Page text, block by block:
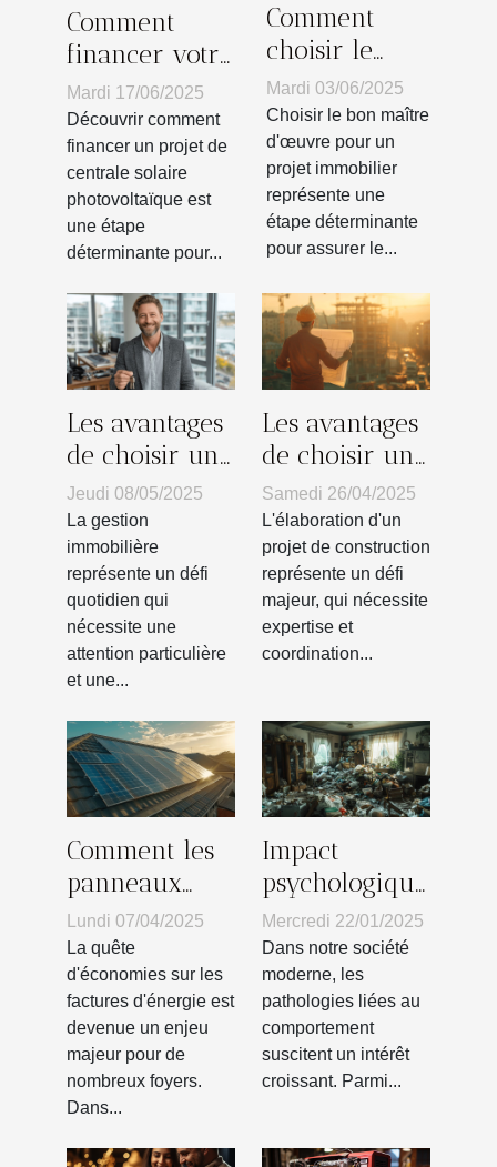
Comment
financer votre
projet de
centrale
solaire
photovoltaïque
Mardi 17/06/2025
Découvrir comment
financer un projet de
centrale solaire
photovoltaïque est
une étape
déterminante pour...
Comment
choisir le
meilleur
maître
d'œuvre pour
votre projet
immobilier
Mardi 03/06/2025
Choisir le bon maître
d'œuvre pour un
projet immobilier
représente une
étape déterminante
pour assurer le...
Les avantages
de choisir un
syndic de
copropriété
local pour
votre gestion
immobilière
Jeudi 08/05/2025
La gestion
immobilière
représente un défi
quotidien qui
nécessite une
attention particulière
et une...
Les avantages
de choisir un
maître
d'œuvre pour
votre projet
de
construction
Samedi 26/04/2025
L'élaboration d'un
projet de construction
représente un défi
majeur, qui nécessite
expertise et
coordination...
Comment les
panneaux
solaires
peuvent
réduire votre
facture
d'énergie
Lundi 07/04/2025
La quête
d'économies sur les
factures d'énergie est
devenue un enjeu
majeur pour de
nombreux foyers.
Dans...
Impact
psychologique
du syndrome
de Diogène
sur les
familles
Mercredi 22/01/2025
Dans notre société
moderne, les
pathologies liées au
comportement
suscitent un intérêt
croissant. Parmi...